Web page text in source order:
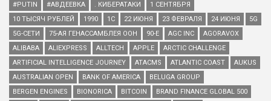
#PUTIN #АВДЕЕВКА . КИБЕРАТАКИ
1 СЕНТЯБРЯ
10 ТЫСЯЧ РУБЛЕЙ
1990 1С 22 ИЮНЯ 23 ФЕВРАЛЯ 24 ИЮНЯ
5G
5G-СЕТИ
75-АЯ ГЕНАССАМБЛЕЯ ООН 90-Е AGC INC
AGORAVOX
ALIBABA
ALIEXPRESS ALLTECH APPLE
ARCTIC CHALLENGE
ARTIFICIAL INTELLIGENCE JOURNEY
ATACMS ATLANTIC COAST
AUKUS
AUSTRALIAN OPEN
BANK OF AMERICA
BELUGA GROUP
BERGEN ENGINES
BIONORICA BITCOIN
BRAND FINANCE GLOBAL 500